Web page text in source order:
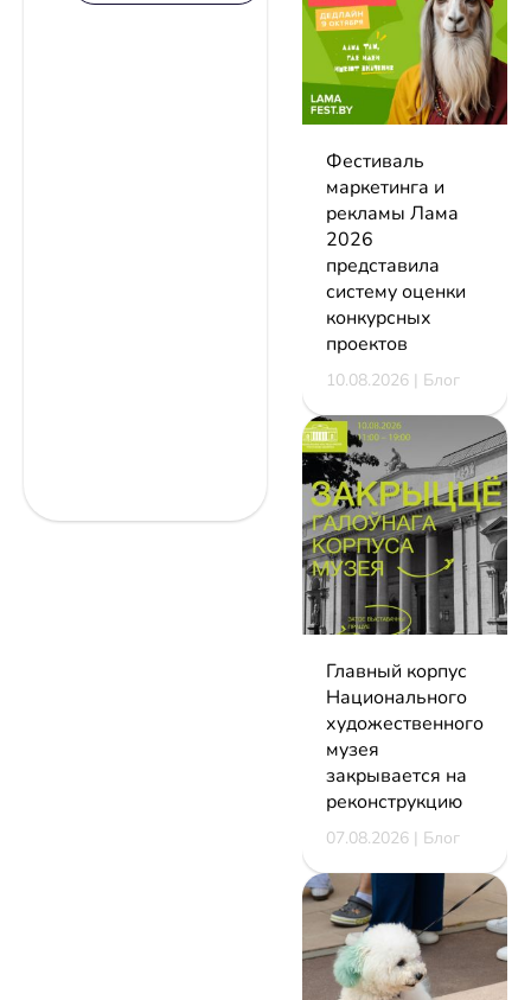
Фестиваль
маркетинга и
рекламы Лама
2026
представила
систему оценки
конкурсных
проектов
10.08.2026 | Блог
Главный корпус
Национального
художественного
музея
закрывается на
реконструкцию
07.08.2026 | Блог